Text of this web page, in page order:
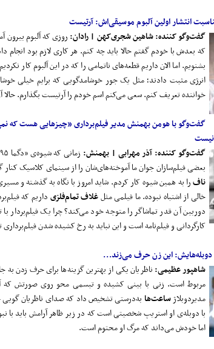
انتشار اولین آلبوم موسیقی‌اش: آرتیست
گفت‌و‌گو کننده: شاهین شجری‌کهن | رادان: روزی که آلبوم
که بعدش با خودم گفتم حالا باید چه کنم. هر کاری لازم بود انجام
بشنویم. اما الان داریم قطعه‌های ناتمامی را که در این آلبوم کار
انرژی مثبت دادند؛ مثل یک جور خوشامدگویی که برایم خیلی
خواننده تعریف کنم. سعی می‌کنم اسم خودم را آرتیست بگذارم. حالا
گفت‌وگو با هومن بهمنش مدیر فیلم‌برداری «چیزهایی هست که
نیست
گفت‌و‌گو کننده: آذر مهرابی | بهمنش:
بعضی فیلم‌سازان جوان ما آموخته‌های‌شان را از سینمای کلاسیک
نافرا به همین شیوه کار کردم. شاید امروز با نگاه به گذشته و
خالی از اشتباه نبوده. ما فیلمی‌ مثلغلاف تمام‌فلزی داریم که
دوربین آن قدر تماشاگر را متوجه خود می‌کند؟ چرا یک فیلم‌بردار
کارگردانی و فیلم‌نامه است و این نباید به رخ کشیده شدن فیلم‌برداری
دوبله‌هایش: این زن حرف می‌زند...
شاهپور عظیمی: ناظریان یکی از بهترین گزینه‌ها برای حرف زدن
مربوط است. زنی با بینی کشیده و تبسمی محو روی صورتش که
مدیردوبلاژساعت‌ها به‌درستی تشخیص داد که صدای ناظریان گویی
با دوبله‌ی او استریپ شخصیتی است که در زیر ظاهر آرامش باید با
اما خودش می‌داند که مرگ او محتوم است.